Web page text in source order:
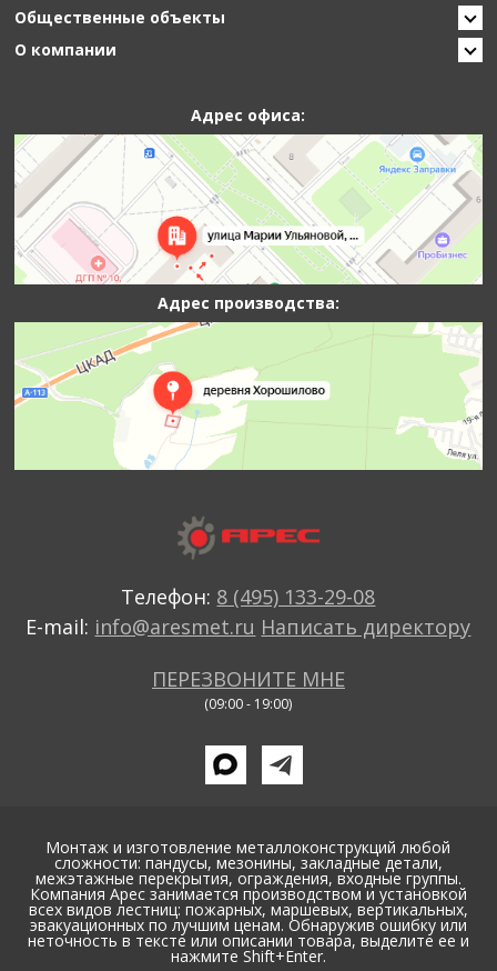
Общественные объекты
О компании
Адрес офиса:
Адрес производства:
Телефон: 8 (495) 133-29-08
E-mail: info@aresmet.ru Написать директору
ПЕРЕЗВОНИТЕ МНЕ
(09:00 - 19:00)
Монтаж и изготовление металлоконструкций любой
сложности: пандусы, мезонины, закладные детали,
межэтажные перекрытия, ограждения, входные группы.
Компания Арес занимается производством и установкой
всех видов лестниц: пожарных, маршевых, вертикальных,
эвакуационных по лучшим ценам. Обнаружив ошибку или
неточность в тексте или описании товара, выделите ее и
нажмите Shift+Enter.